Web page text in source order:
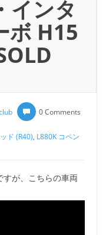
インタ
ボ H15
0 Comments
ド (R40), L880K コペン
すが、こちらの車両